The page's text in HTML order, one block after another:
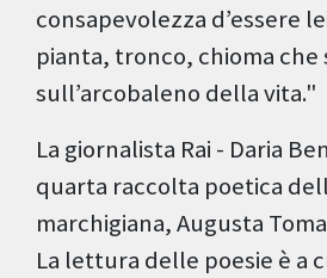
consapevolezza d’essere
pianta, tronco, chioma che
sull’arcobaleno della vita."
La giornalista Rai - Daria
quarta raccolta poetica
marchigiana, Augusta
La lettura delle poesie è a